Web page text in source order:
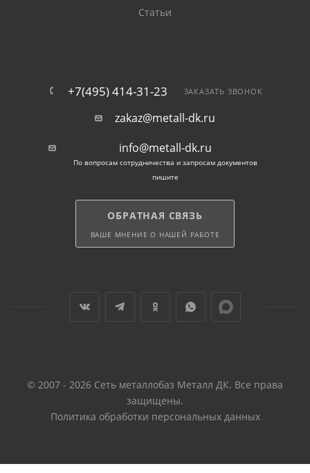
Статьи
+7(495) 414-31-23 ЗАКАЗАТЬ ЗВОНОК
zakaz@metall-dk.ru
info@metall-dk.ru
По вопросам сотрудничества и запросам документов
пишите
ОБРАТНАЯ СВЯЗЬ
ВАШЕ МНЕНИЕ О НАШЕЙ РАБОТЕ
© 2007 - 2026 Сеть металлобаз Металл ДК. Все права
защищены.
Политика обработки персональных данных